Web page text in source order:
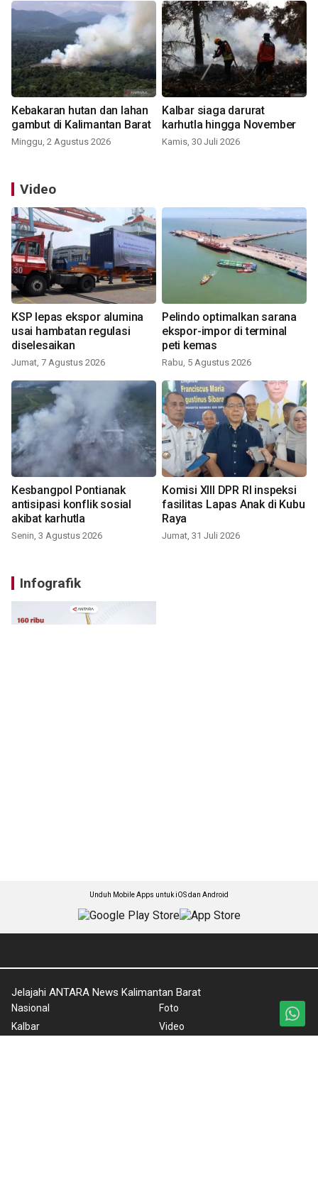
Kebakaran hutan dan lahan
gambut di Kalimantan Barat
Minggu, 2 Agustus 2026
Kalbar siaga darurat
karhutla hingga November
Kamis, 30 Juli 2026
Video
KSP lepas ekspor alumina
usai hambatan regulasi
diselesaikan
Jumat, 7 Agustus 2026
Pelindo optimalkan sarana
ekspor-impor di terminal
peti kemas
Rabu, 5 Agustus 2026
Kesbangpol Pontianak
antisipasi konflik sosial
akibat karhutla
Senin, 3 Agustus 2026
Komisi XIII DPR RI inspeksi
fasilitas Lapas Anak di Kubu
Raya
Jumat, 31 Juli 2026
Infografik
Unduh Mobile Apps untuk iOS dan Android
Jelajahi ANTARA News Kalimantan Barat
Nasional
Kalbar
Foto
Video